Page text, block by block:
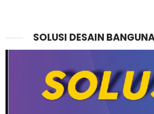
SOLUSI DESAIN